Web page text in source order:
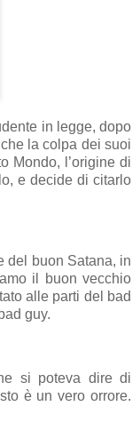
in legge, dopo
la colpa dei suoi
Mondo, l’origine di
e decide di citarlo
del buon Satana, in
il buon vecchio
alle parti del bad
guy.
si poteva dire di
è un vero orrore.